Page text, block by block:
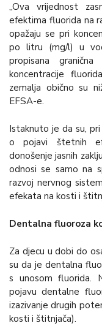
„Ova vrijednost
efektima fluorida na
opažaju se pri
po litru (mg/l) u
propisana
koncentracije
zemalja obično su
EFSA-e.
Istaknuto je da su,
o pojavi štetnih
donošenje jasnih
odnosi se samo na
razvoj nervnog
efekata na kosti i
Dentalna fluoroza
Za djecu u dobi do
su da je dentalna
s unosom fluorida.
pojavu dentalne
izazivanje drugih
kosti i štitnjača).